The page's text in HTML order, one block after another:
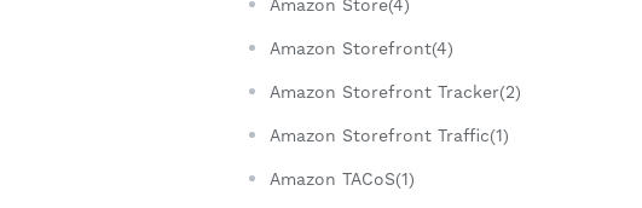
Amazon Store(4)
Amazon Storefront(4)
Amazon Storefront Tracker(2)
Amazon Storefront Traffic(1)
Amazon TACoS(1)